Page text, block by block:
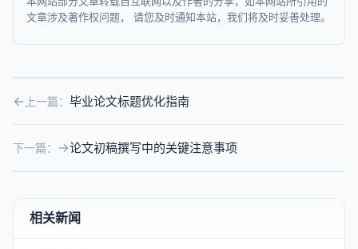
文章涉及著作权问题， 请您及时通知本站，我们将及时妥善处理。
上一篇： 毕业论文标题优化指南
下一篇： 论文初稿撰写中的关键注意事项
相关新闻